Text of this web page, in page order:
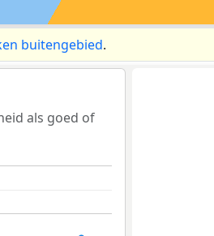
buitengebied.
als goed of